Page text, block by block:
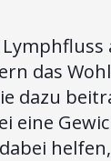
das
dazu
eine